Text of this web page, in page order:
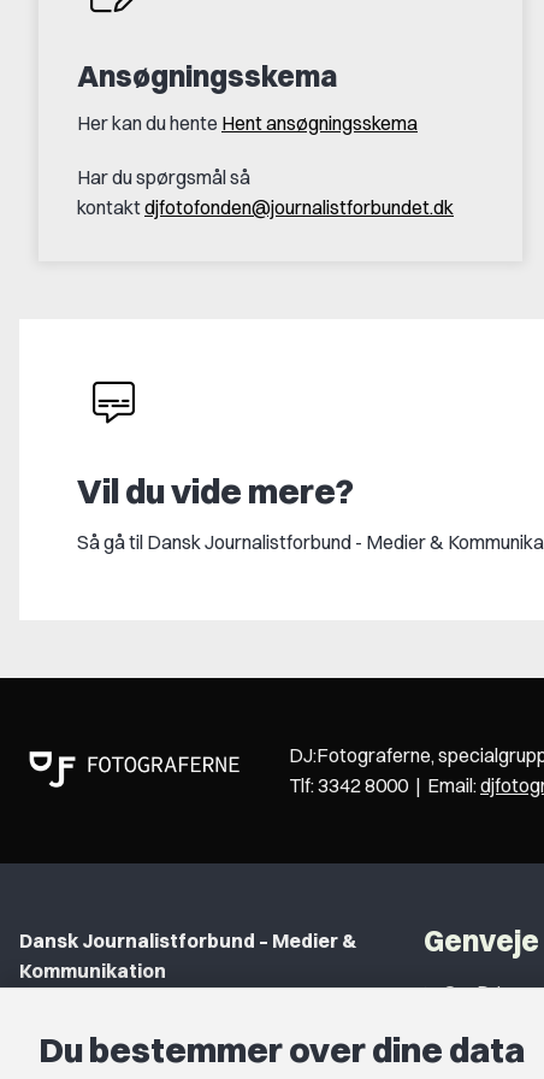
Ansøgningsskema
Her kan du hente Hent ansøgningsskema
Har du spørgsmål så
kontaktdjfotofonden@journalistforbundet.dk
Vil du vide mere?
Så gå til Dansk Journalistforbund - Medier &
DJ:Fotograferne,
Tlf: 3342 8000 | Email:
Dansk Journalistforbund – Medier &
Kommunikation
1202 København K
Genveje
Om DJ
DJ in English
Find
Du bestemmer over dine data